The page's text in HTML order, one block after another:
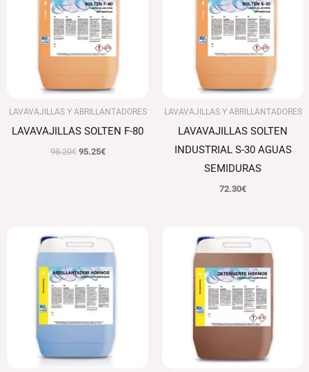
LAVAVAJILLAS Y ABRILLANTADORES
LAVAVAJILLAS SOLTEN F-80
98.20€
98.20€.
95.25€
95.25€.
LAVAVAJILLAS Y ABRILLANTADORES
LAVAVAJILLAS SOLTEN
INDUSTRIAL S-30 AGUAS
SEMIDURAS
72.30€